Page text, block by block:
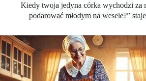
Kiedy twoja jedyna córka wychodzi za
podarować młodym na wesele?”